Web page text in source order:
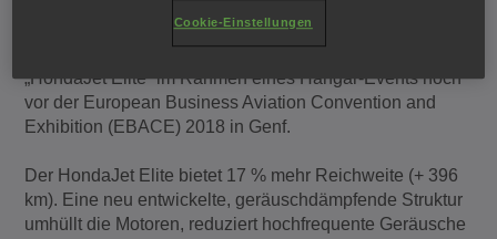
„HondaJet Elite“ im Rahmen eines Hangar-Events noch
vor der European Business Aviation Convention and
Exhibition (EBACE) 2018 in Genf.
Der HondaJet Elite bietet 17 % mehr Reichweite (+ 396
km). Eine neu entwickelte, geräuschdämpfende Struktur
umhüllt die Motoren, reduziert hochfrequente Geräusche
Cookie-Einstellungen